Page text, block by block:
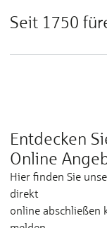
Seit 1750
Entdecken
Online
Hier finden Sie
direkt
online abschließen